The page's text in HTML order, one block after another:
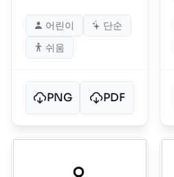
어린이
단순
쉬움
PNG PDF